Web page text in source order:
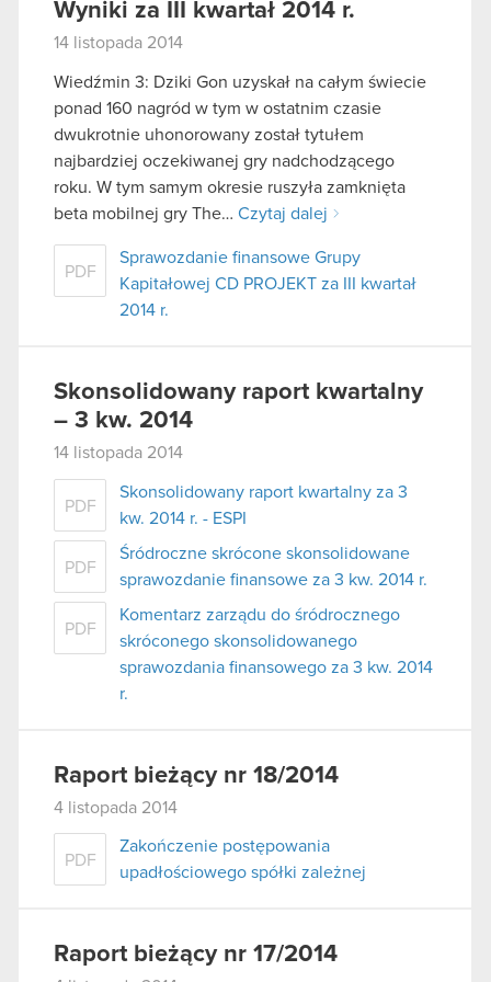
Wyniki za III kwartał 2014 r.
14 listopada 2014
Wiedźmin 3: Dziki Gon uzyskał na całym świecie
ponad 160 nagród w tym w ostatnim czasie
dwukrotnie uhonorowany został tytułem
najbardziej oczekiwanej gry nadchodzącego
roku. W tym samym okresie ruszyła zamknięta
beta mobilnej gry The… Czytaj dalej
PDF
Sprawozdanie finansowe Grupy
Kapitałowej CD PROJEKT za III kwartał
2014 r.
Skonsolidowany raport kwartalny
– 3 kw. 2014
14 listopada 2014
PDF
Skonsolidowany raport kwartalny za 3
kw. 2014 r. - ESPI
PDF
Śródroczne skrócone skonsolidowane
sprawozdanie finansowe za 3 kw. 2014 r.
PDF
Komentarz zarządu do śródrocznego
skróconego skonsolidowanego
sprawozdania finansowego za 3 kw. 2014
r.
Raport bieżący nr 18/2014
4 listopada 2014
PDF
Zakończenie postępowania
upadłościowego spółki zależnej
Raport bieżący nr 17/2014